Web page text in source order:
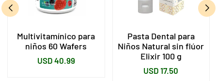
Multivitamínico para
niños 60 Wafers
Precio
USD 40.99
Pasta Dental para
Niños Natural sin flúor
Elixir 100 g
Precio
USD 17.50